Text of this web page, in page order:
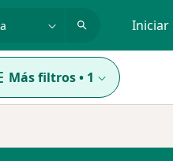
Iniciar
Más filtros• 1